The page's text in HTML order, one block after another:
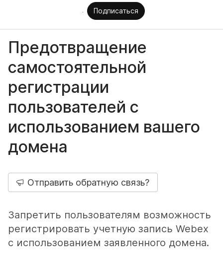
Подписаться
Предотвращение
самостоятельной
регистрации
пользователей с
использованием вашего
домена
Отправить обратную связь?
Запретить пользователям возможность
регистрировать учетную запись Webex
с использованием заявленного домена.